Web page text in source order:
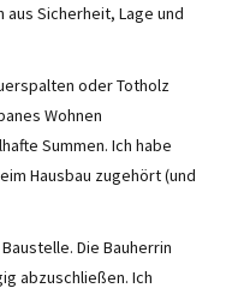
Sicherheit, Lage und
oder Totholz
Wohnen
Summen. Ich habe
Hausbau zugehört (und
Die Bauherrin
abzuschließen. Ich